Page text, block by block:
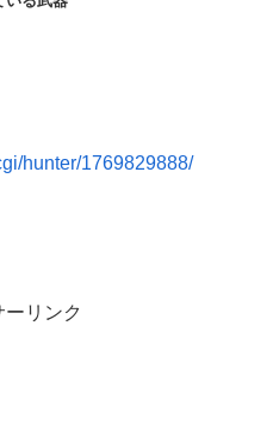
hunter/1769829888/
ーリンク